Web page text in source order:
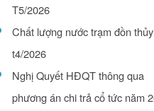
T5/2026
Chất lượng nước trạm đồn thủy
t4/2026
Nghị Quyết HĐQT thông qua
phương án chi trả cổ tức năm